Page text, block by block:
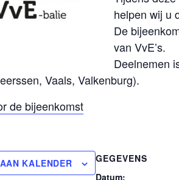
helpen wij u
De
van VvE’s.
Deelnemen
Vaals, Valkenburg).
de bijeenkomst
KALENDER
GEGEVENS
Datum: